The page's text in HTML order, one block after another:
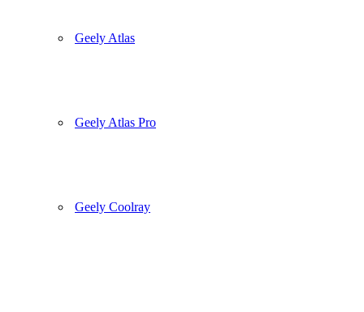
Geely Atlas
Geely Atlas Pro
Geely Coolray